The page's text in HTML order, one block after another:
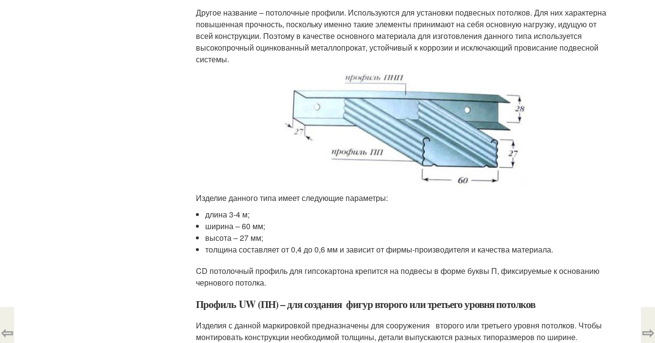
Другое название – потолочные профили. Используются для установки подвесных потолков. Для них характерна
повышенная прочность, поскольку именно такие элементы принимают на себя основную нагрузку, идущую от
всей конструкции. Поэтому в качестве основного материала для изготовления данного типа используется
высокопрочный оцинкованный металлопрокат, устойчивый к коррозии и исключающий провисание подвесной
системы.
Изделие данного типа имеет следующие параметры:
длина 3-4 м;
ширина – 60 мм;
высота – 27 мм;
толщина составляет от 0,4 до 0,6 мм и зависит от фирмы-производителя и качества материала.
CD потолочный профиль для гипсокартона крепится на подвесы в форме буквы П, фиксируемые к основанию
чернового потолка.
Профиль UW (ПН) – для создания фигур второго или третьего уровня потолков
Изделия с данной маркировкой предназначены для сооружения второго или третьего уровня потолков. Чтобы
монтировать конструкции необходимой толщины, детали выпускаются разных типоразмеров по ширине.
⇦ ⇨